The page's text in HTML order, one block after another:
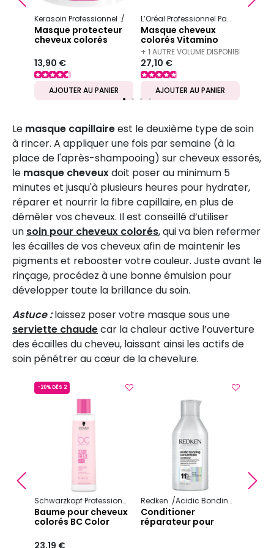
Kerasoin Professionnel Shampooing et soin capillaire
Masque protecteur
cheveux colorés
13,90 €
AJOUTER AU PANIER
L’Oréal Professionnel Paris
Masque cheveux
colorés Vitamino
Color 250 ml
+ 1 AUTRE VOLUME DISPONIBLE
27,10 €
AJOUTER AU PANIER
Le masque capillaireest le deuxième type de soin
à rincer. A appliquer une fois par semaine (à la
place de l'après-shampooing) sur cheveux essorés,
le masque cheveuxdoit poser au minimum 5
minutes et jusqu'à plusieurs heures pour hydrater,
réparer et nourrir la fibre capillaire, en plus de
démêler vos cheveux. Il est conseillé d’utiliser
un soin pour cheveux colorés, qui va bien refermer
les écailles de vos cheveux afin de maintenir les
pigments et rebooster votre couleur. Juste avant le
rinçage, procédez à une bonne émulsion pour
développer toute la brillance du soin.
Astuce : laissez poser votre masque sous une
serviette chaudecar la chaleur active l’ouverture
des écailles du cheveu, laissant ainsi les actifs de
soin pénétrer au cœur de la chevelure.
-20% DÈS 2
Schwarzkopf Professional Bc Bonacure Color Freeze
Baume pour cheveux
colorés BC Color
23,19 €
Redken Acidic Bonding Concentrate
Conditioner
réparateur pour
cheveux abimés
Précédent